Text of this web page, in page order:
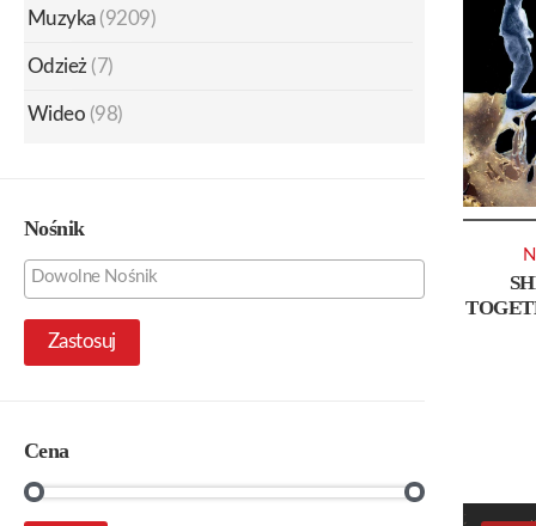
Muzyka (9209)
Odzież (7)
Wideo (98)
Nośnik
Zastosuj
Cena